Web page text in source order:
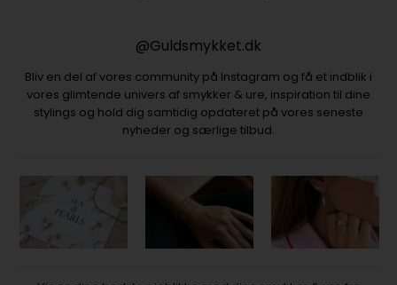
@Guldsmykket.dk
Bliv en del af vores community på Instagram og få et indblik i
vores glimtende univers af smykker & ure, inspiration til dine
stylings og hold dig samtidig opdateret på vores seneste
nyheder og særlige tilbud.